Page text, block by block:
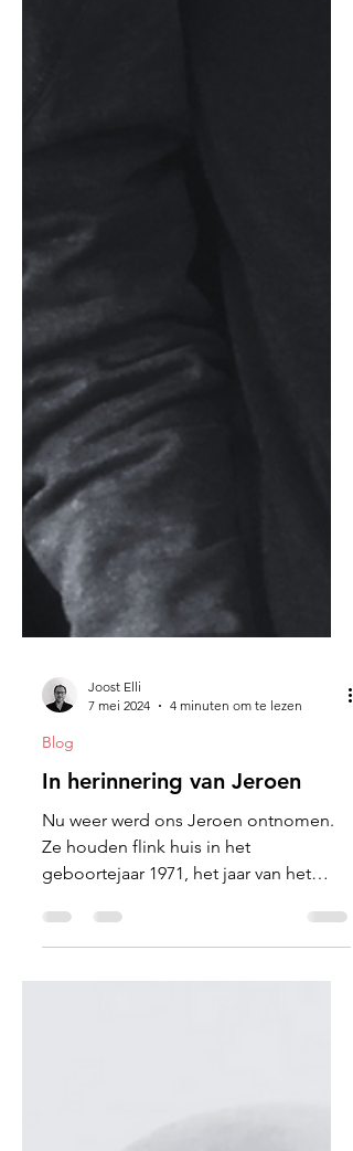
7 mei 2024
4 minuten om te lezen
In herinnering van Jeroen
Nu weer werd ons Jeroen ontnomen.
Ze houden flink huis in het